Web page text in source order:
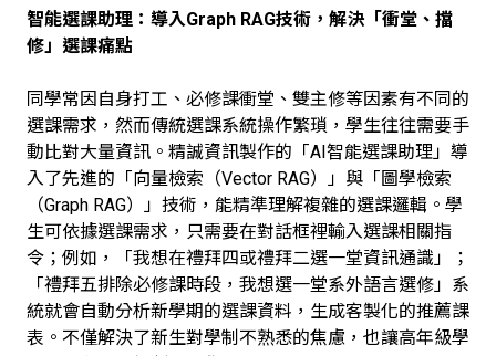
智能選課助理：導入Graph RAG技術，解決「衝堂、擋
修」選課痛點
同學常因自身打工、必修課衝堂、雙主修等因素有不同的
選課需求，然而傳統選課系統操作繁瑣，學生往往需要手
動比對大量資訊。精誠資訊製作的「AI智能選課助理」導
入了先進的「向量檢索（Vector RAG）」與「圖學檢索
（Graph RAG）」技術，能精準理解複雜的選課邏輯。學
生可依據選課需求，只需要在對話框裡輸入選課相關指
令；例如，「我想在禮拜四或禮拜二選一堂資訊通識」；
「禮拜五排除必修課時段，我想選一堂系外語言選修」系
統就會自動分析新學期的選課資料，生成客製化的推薦課
表。不僅解決了新生對學制不熟悉的焦慮，也讓高年級學